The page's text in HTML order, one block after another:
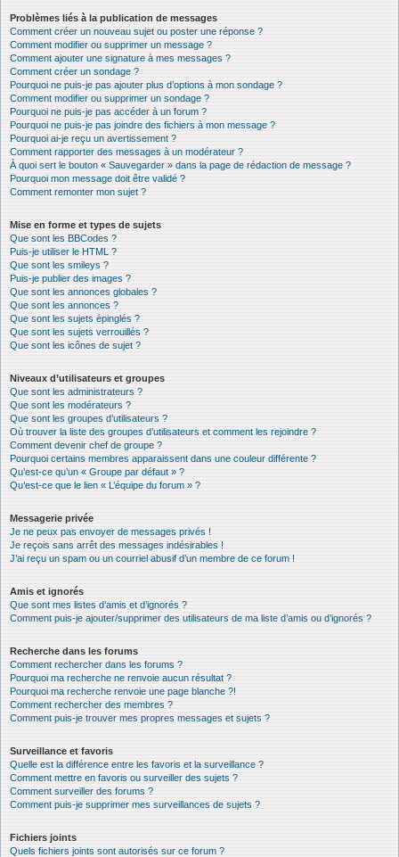
Problèmes liés à la publication de messages
Comment créer un nouveau sujet ou poster une réponse ?
Comment modifier ou supprimer un message ?
Comment ajouter une signature à mes messages ?
Comment créer un sondage ?
Pourquoi ne puis-je pas ajouter plus d’options à mon sondage ?
Comment modifier ou supprimer un sondage ?
Pourquoi ne puis-je pas accéder à un forum ?
Pourquoi ne puis-je pas joindre des fichiers à mon message ?
Pourquoi ai-je reçu un avertissement ?
Comment rapporter des messages à un modérateur ?
À quoi sert le bouton « Sauvegarder » dans la page de rédaction de message ?
Pourquoi mon message doit être validé ?
Comment remonter mon sujet ?
Mise en forme et types de sujets
Que sont les BBCodes ?
Puis-je utiliser le HTML ?
Que sont les smileys ?
Puis-je publier des images ?
Que sont les annonces globales ?
Que sont les annonces ?
Que sont les sujets épinglés ?
Que sont les sujets verrouillés ?
Que sont les icônes de sujet ?
Niveaux d’utilisateurs et groupes
Que sont les administrateurs ?
Que sont les modérateurs ?
Que sont les groupes d’utilisateurs ?
Où trouver la liste des groupes d’utilisateurs et comment les rejoindre ?
Comment devenir chef de groupe ?
Pourquoi certains membres apparaissent dans une couleur différente ?
Qu’est-ce qu’un « Groupe par défaut » ?
Qu’est-ce que le lien « L’équipe du forum » ?
Messagerie privée
Je ne peux pas envoyer de messages privés !
Je reçois sans arrêt des messages indésirables !
J’ai reçu un spam ou un courriel abusif d’un membre de ce forum !
Amis et ignorés
Que sont mes listes d’amis et d’ignorés ?
Comment puis-je ajouter/supprimer des utilisateurs de ma liste d’amis ou d’ignorés ?
Recherche dans les forums
Comment rechercher dans les forums ?
Pourquoi ma recherche ne renvoie aucun résultat ?
Pourquoi ma recherche renvoie une page blanche ?!
Comment rechercher des membres ?
Comment puis-je trouver mes propres messages et sujets ?
Surveillance et favoris
Quelle est la différence entre les favoris et la surveillance ?
Comment mettre en favoris ou surveiller des sujets ?
Comment surveiller des forums ?
Comment puis-je supprimer mes surveillances de sujets ?
Fichiers joints
Quels fichiers joints sont autorisés sur ce forum ?